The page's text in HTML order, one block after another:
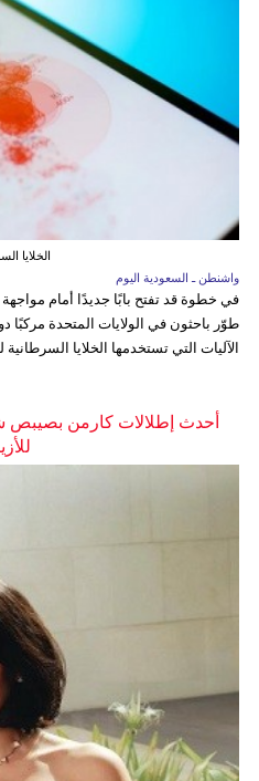
الخلايا
واشنطن ـ السعودية اليوم
في خطوة قد تفتح بابًا جديدًا أمام
طوّر باحثون في الولايات المتحدة مركبًا
الآليات التي تستخدمها الخلايا
أحدث إطلالات كارمن بصيبص